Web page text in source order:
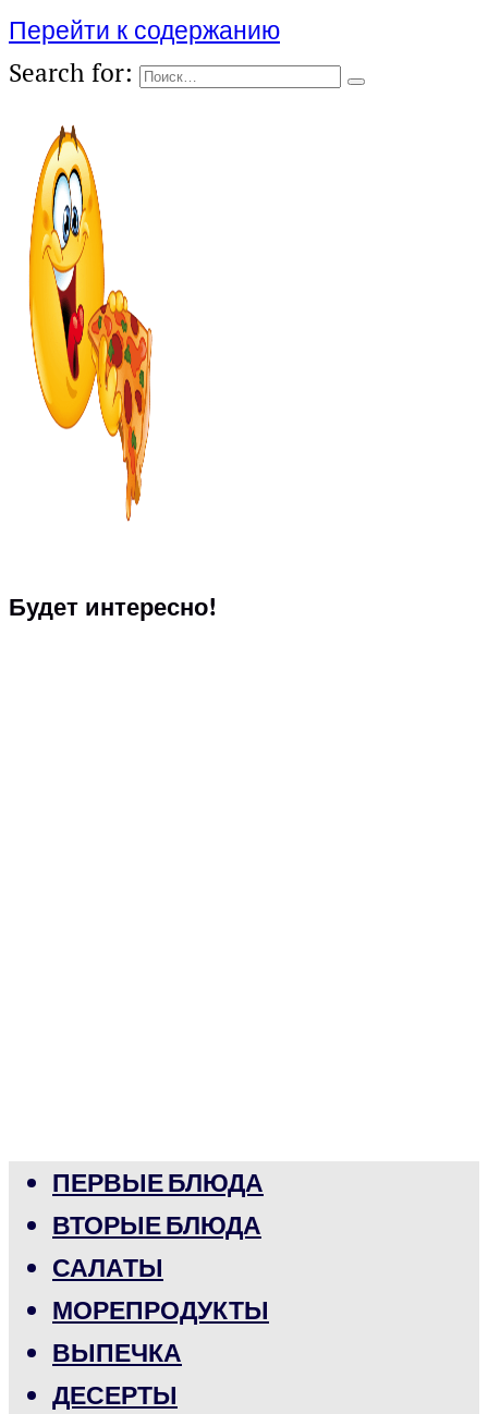
Перейти к содержанию
Search for:
Будет интересно!
ПЕРВЫЕ БЛЮДА
ВТОРЫЕ БЛЮДА
САЛАТЫ
МОРЕПРОДУКТЫ
ВЫПЕЧКА
ДЕСЕРТЫ